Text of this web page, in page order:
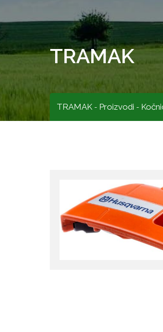
TRAMAK
TRAMAK - Proizvodi -